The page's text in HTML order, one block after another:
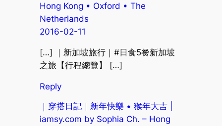
Hong Kong • Oxford • The
Netherlands
2016-02-11
[…] ｜新加坡旅行｜#日食5餐新加坡
之旅【行程總覽】 […]
Reply
｜穿搭日記｜新年快樂 • 猴年大吉 |
iamsy.com by Sophia Ch. – Hong